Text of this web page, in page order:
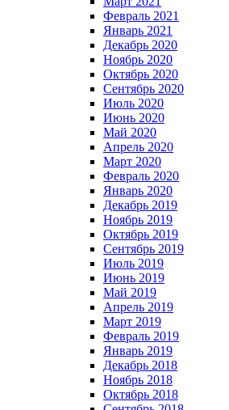
Февраль 2021
Январь 2021
Декабрь 2020
Ноябрь 2020
Октябрь 2020
Сентябрь 2020
Июль 2020
Июнь 2020
Май 2020
Апрель 2020
Март 2020
Февраль 2020
Январь 2020
Декабрь 2019
Ноябрь 2019
Октябрь 2019
Сентябрь 2019
Июль 2019
Июнь 2019
Май 2019
Апрель 2019
Март 2019
Февраль 2019
Январь 2019
Декабрь 2018
Ноябрь 2018
Октябрь 2018